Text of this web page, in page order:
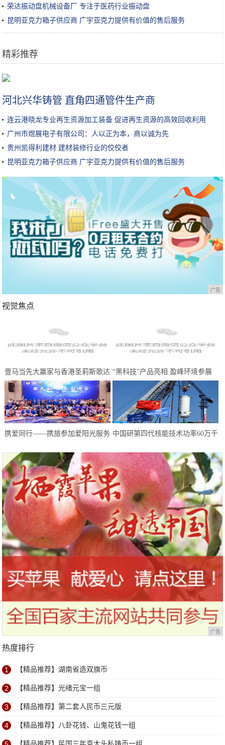
荣达振动盘机械设备厂 专注于医药行业振动盘
昆明亚克力箱子供应商 广宇亚克力提供有价值的售后服务
精彩推荐
河北兴华铸管 直角四通管件生产商
连云港晓龙专业再生资源加工装备 促进再生资源的高效回收利用
广州市煜展电子有限公司：人以正为本，商以诚为先
贵州凯得利建材 建材装修行业的佼佼者
昆明亚克力箱子供应商 广宇亚克力提供有价值的售后服务
广告
视觉焦点
壹马当先大赢家与香港圣莉斯歌达
成全国战略合作，共创美业，共赢
未来
“黑科技”产品亮相 盈峰环境参展
中国环博会广州展受热捧
携爱同行——携旅参加爱阳光服务 中国研第四代核能技术功率60万千
广告
热度排行
1 【精品推荐】湖南省造双旗币
2 【精品推荐】光绪元宝一组
3 【精品推荐】第二套人民币三元版
4 【精品推荐】八卦花钱、山鬼花钱一组